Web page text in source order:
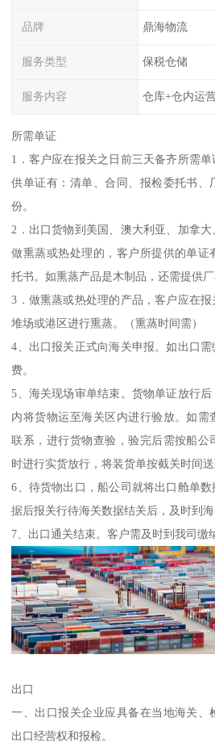
品牌 鼎海物流
服务类型 保税仓储
服务内容 仓库+仓内运
所需单证
1．客户应在报关之日前三天备齐所需
供单证有：清单、合同、报检委托书、
份。
2．出口货物到美国、澳大利亚、加拿
做熏蒸或热处理的，客户所提供的单证
托书。如熏蒸产品是木制品，还需提供厂
3．做熏蒸或热处理的产品，客户应在
堆场或港区进行熏蒸。（熏蒸时间需）
4、出口报关正式向海关申报。如出口
费。
5、海关现场审单结束。货物单证放行
内将货物运至海关区内进行验放。如需
联系，进行货物查验，验完后需按船公
时进行实货放行，将装货单按截关时间送
6、待货物出口，船公司就将出口舱单
据后报关行待海关数据结关后，及时到海
7、出口通关结束。客户需及时到我司缴
出口
一、出口报关企业应具备在当地海关、
出口经营权和报检。